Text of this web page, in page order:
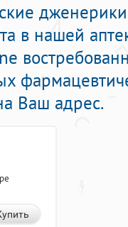
в нашей
Ваш адрес.